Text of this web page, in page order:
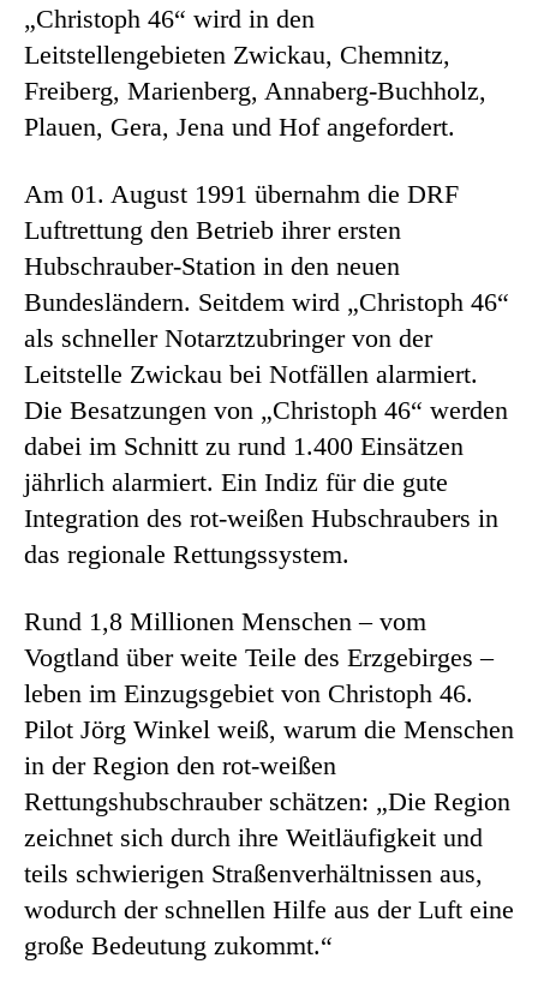
„Christoph 46“ wird in den
Leitstellengebieten Zwickau, Chemnitz,
Freiberg, Marienberg, Annaberg-Buchholz,
Plauen, Gera, Jena und Hof angefordert.
Am 01. August 1991 übernahm die DRF
Luftrettung den Betrieb ihrer ersten
Hubschrauber-Station in den neuen
Bundesländern. Seitdem wird „Christoph 46“
als schneller Notarztzubringer von der
Leitstelle Zwickau bei Notfällen alarmiert.
Die Besatzungen von „Christoph 46“ werden
dabei im Schnitt zu rund 1.400 Einsätzen
jährlich alarmiert. Ein Indiz für die gute
Integration des rot-weißen Hubschraubers in
das regionale Rettungssystem.
Rund 1,8 Millionen Menschen – vom
Vogtland über weite Teile des Erzgebirges –
leben im Einzugsgebiet von Christoph 46.
Pilot Jörg Winkel weiß, warum die Menschen
in der Region den rot-weißen
Rettungshubschrauber schätzen: „Die Region
zeichnet sich durch ihre Weitläufigkeit und
teils schwierigen Straßenverhältnissen aus,
wodurch der schnellen Hilfe aus der Luft eine
große Bedeutung zukommt.“